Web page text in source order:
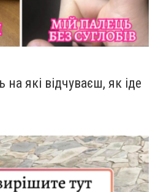
які відчуваєш, як іде